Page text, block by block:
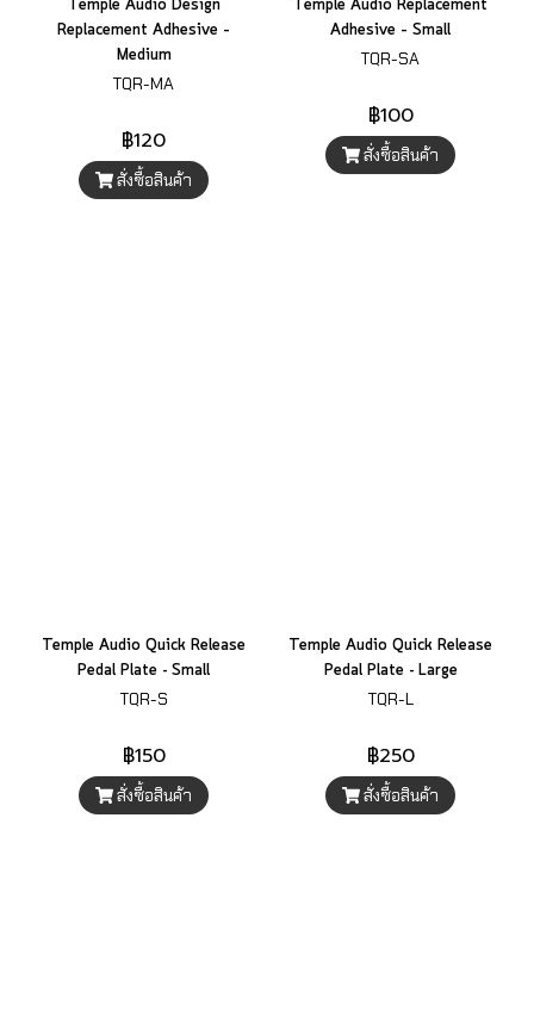
Temple Audio Design
Replacement Adhesive –
Medium
TQR-MA
฿120
สั่งซื้อสินค้า
Temple Audio Replacement
Adhesive – Small
TQR-SA
฿100
สั่งซื้อสินค้า
Temple Audio Quick Release
Pedal Plate - Small
TQR-S
฿150
สั่งซื้อสินค้า
Temple Audio Quick Release
Pedal Plate - Large
TQR-L
฿250
สั่งซื้อสินค้า